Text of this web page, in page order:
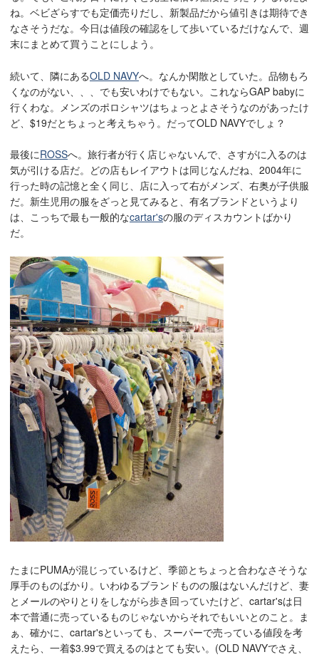
ね。ベビざらすでも定価売りだし、新製品だから値引きは期待でき
なさそうだな。今日は値段の確認をして歩いているだけなんで、週
末にまとめて買うことにしよう。
続いて、隣にあるOLD NAVYへ。なんか閑散としていた。品物もろ
くなのがない、、、でも安いわけでもない。これならGAP babyに
行くわな。メンズのポロシャツはちょっとよさそうなのがあったけ
ど、$19だとちょっと考えちゃう。だってOLD NAVYでしょ？
最後にROSSへ。旅行者が行く店じゃないんで、さすがに入るのは
気が引ける店だ。どの店もレイアウトは同じなんだね、2004年に
行った時の記憶と全く同じ、店に入って右がメンズ、右奥が子供服
だ。新生児用の服をざっと見てみると、有名ブランドというより
は、こっちで最も一般的なcartar'sの服のディスカウントばかり
だ。
たまにPUMAが混じっているけど、季節とちょっと合わなさそうな
厚手のものばかり。いわゆるブランドものの服はないんだけど、妻
とメールのやりとりをしながら歩き回っていたけど、cartar'sは日
本で普通に売っているものじゃないからそれでもいいとのこと。ま
ぁ、確かに、cartar'sといっても、スーパーで売っている値段を考
えたら、一着$3.99で買えるのはとても安い。(OLD NAVYでさえ、